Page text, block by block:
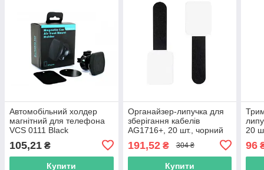
Автомобільний холдер
магнітний для телефона
VCS 0111 Black
105,21 ₴
Купити
Органайзер-липучка для
зберігання кабелів
AG1716+, 20 шт., чорний
191,52₴ 304 ₴
Купити
20
96